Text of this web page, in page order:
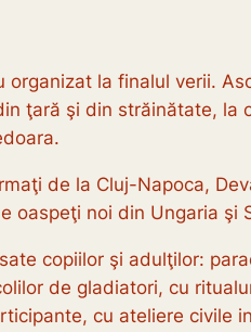
la finalul verii.
ţară şi din străinătate, la
de la Cluj-Napoca,
oaspeţi noi din Ungaria şi
copiilor şi adulţilor:
de gladiatori, cu
cu ateliere civile